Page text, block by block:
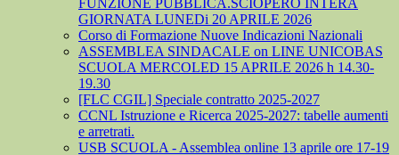
FUNZIONE PUBBLICA.SCIOPERO INTERA
GIORNATA LUNEDi 20 APRILE 2026
Corso di Formazione Nuove Indicazioni Nazionali
ASSEMBLEA SINDACALE on LINE UNICOBAS
SCUOLA MERCOLED 15 APRILE 2026 h 14.30-
19.30
[FLC CGIL] Speciale contratto 2025-2027
CCNL Istruzione e Ricerca 2025-2027: tabelle aumenti
e arretrati.
USB SCUOLA - Assemblea online 13 aprile ore 17-19